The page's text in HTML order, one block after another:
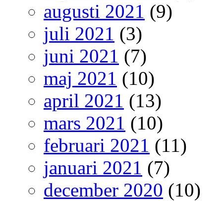
augusti 2021 (9)
juli 2021 (3)
juni 2021 (7)
maj 2021 (10)
april 2021 (13)
mars 2021 (10)
februari 2021 (11)
januari 2021 (7)
december 2020 (10)